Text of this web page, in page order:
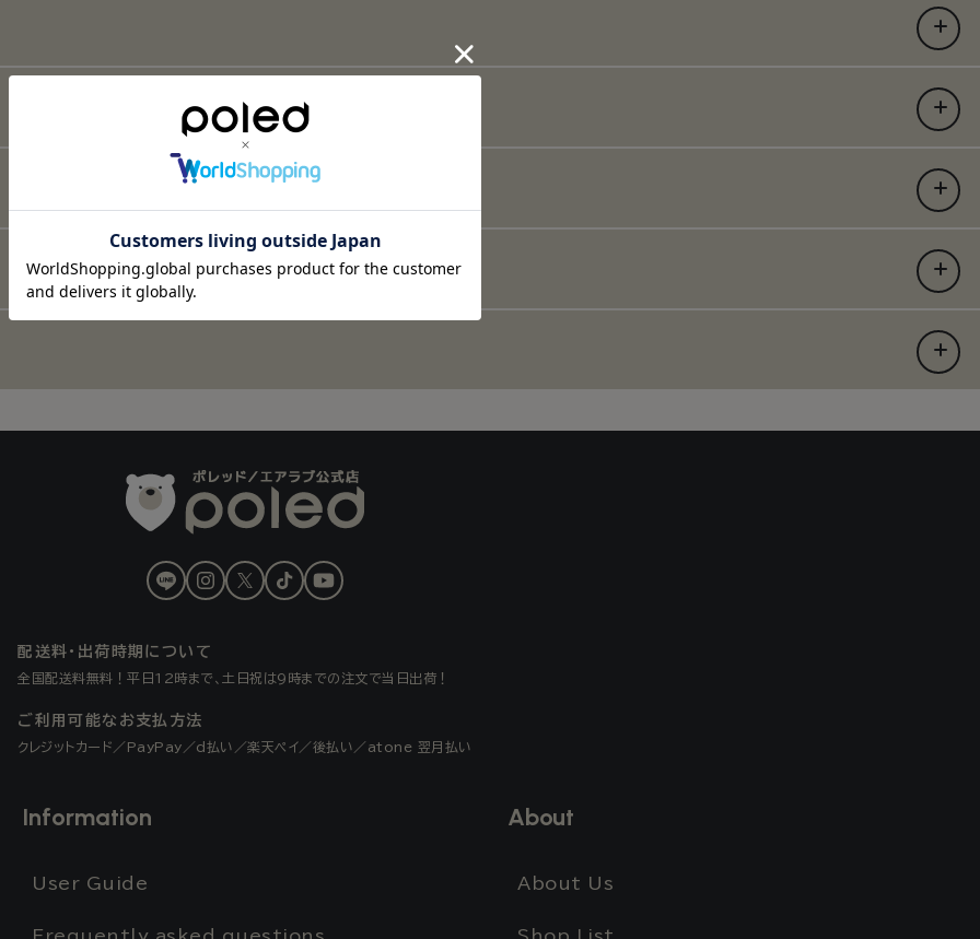
LINEInstagram
X
TikTokYouTube
配送料・出荷時期について
全国配送料無料！平日12時まで、土日祝は9時までの注文で当日出荷！
ご利用可能なお支払方法
クレジットカード／PayPay／d払い／楽天ペイ／後払い／atone 翌月払い
Information
User Guide
About
About Us